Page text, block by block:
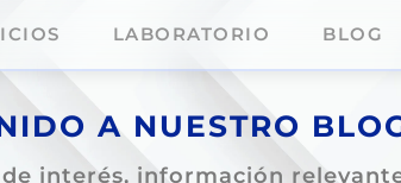
LABORATORIO BLOG
A NUESTRO
interés, información